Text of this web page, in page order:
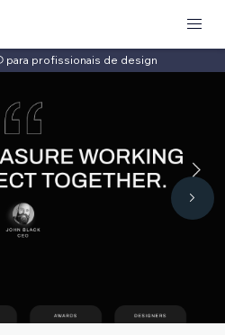
para profissionais de design